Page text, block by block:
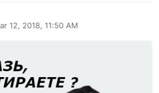
12, 2018, 11:50 AM